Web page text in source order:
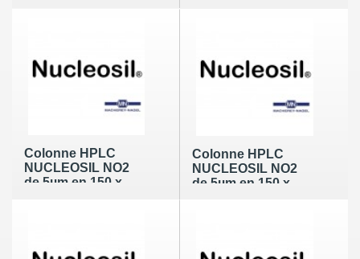
Colonne HPLC
NUCLEOSIL NO2
de 5µm en 150 x
Colonne HPLC
NUCLEOSIL NO2
de 5µm en 150 x